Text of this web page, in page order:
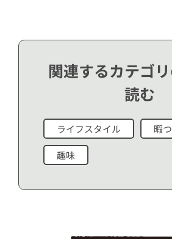
関連するカテゴ
読む
ライフスタイル 暇
趣味